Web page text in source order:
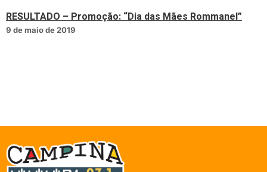
RESULTADO – Promoção: “Dia das Mães Rommanel”
9 de maio de 2019